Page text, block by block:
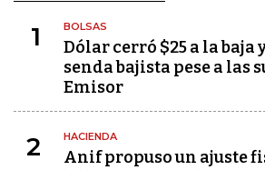
1 BOLSAS
Dólar cerró $25 a la baja
senda bajista pese a las
Emisor
2 HACIENDA
Anif propuso un ajuste